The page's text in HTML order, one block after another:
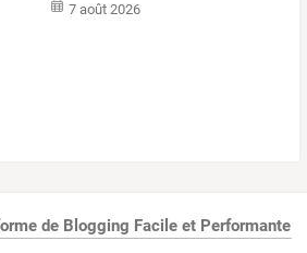
7 août 2026
de Blogging Facile et Performante